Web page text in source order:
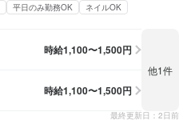
平日のみ勤務OK
ネイルOK
時給1,100〜1,500円
時給1,100〜1,500円
他1件
最終更新日：2日前